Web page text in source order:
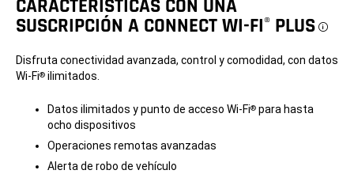
CARACTERÍSTICAS CON UNA
SUSCRIPCIÓN A CONNECT WI-FI® PLUS
Disfruta conectividad avanzada, control y comodidad, con datos
Wi-Fi® ilimitados.
Datos ilimitados y punto de acceso Wi-Fi® para hasta
ocho dispositivos
Operaciones remotas avanzadas
Alerta de robo de vehículo